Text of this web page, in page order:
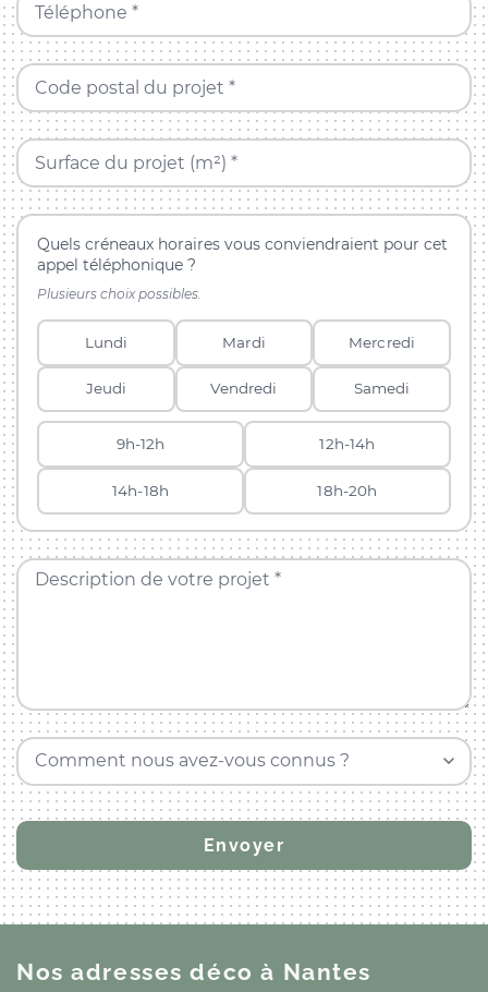
Téléphone *
Code postal du projet *
Surface du projet (m²) *
Quels créneaux horaires vous conviendraient pour cet
appel téléphonique ?
Plusieurs choix possibles.
Lundi Mardi Mercredi
Jeudi Vendredi Samedi
9h-12h 12h-14h
14h-18h 18h-20h
Description de votre projet *
Comment nous avez-vous connus ?
Nos adresses décoà Nantes